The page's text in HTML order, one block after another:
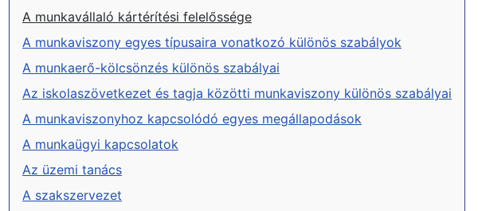
A munkavállaló kártérítési felelőssége
A munkaviszony egyes típusaira vonatkozó különös szabályok
A munkaerő-kölcsönzés különös szabályai
Az iskolaszövetkezet és tagja közötti munkaviszony különös szabályai
A munkaviszonyhoz kapcsolódó egyes megállapodások
A munkaügyi kapcsolatok
Az üzemi tanács
A szakszervezet